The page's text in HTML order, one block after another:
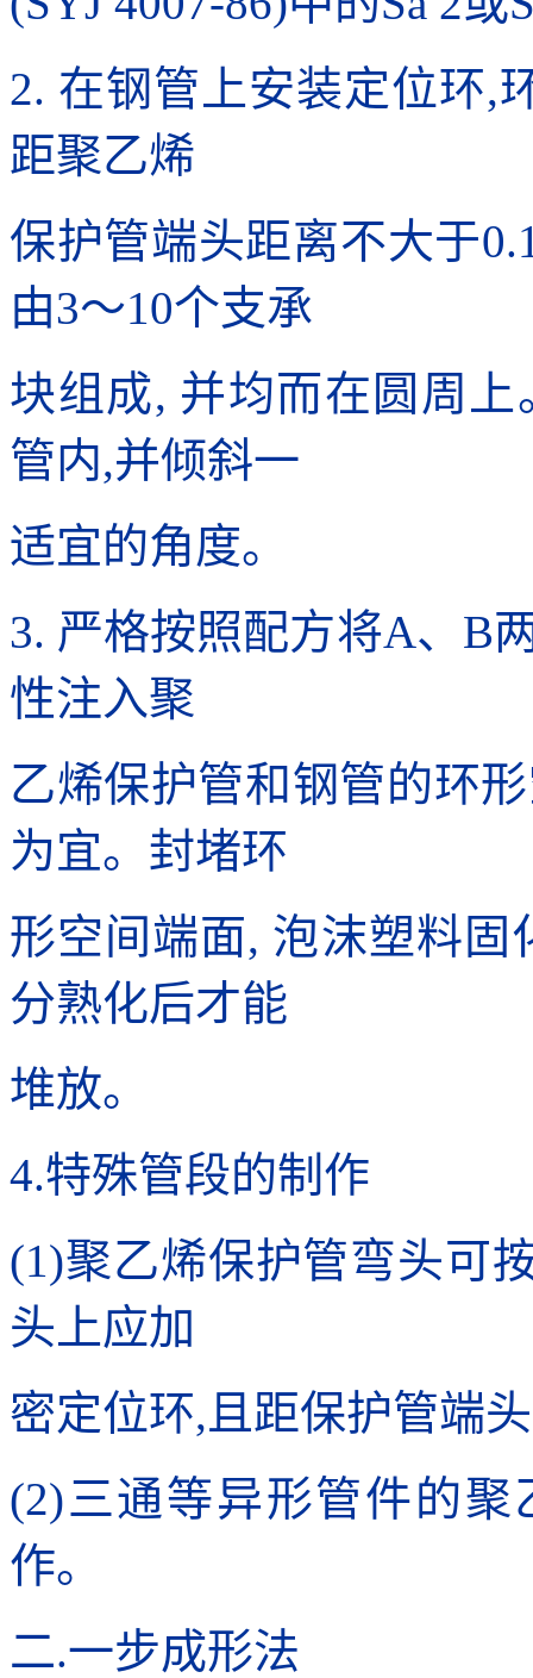
2. 在钢管上安装定位环,
距聚乙烯
保护管端头距离不大于
由3～10个支承
块组成, 并均而在圆周
管内,并倾斜一
适宜的角度。
3. 严格按照配方将A、B
性注入聚
乙烯保护管和钢管的环
为宜。封堵环
形空间端面, 泡沫塑料
分熟化后才能
堆放。
4.特殊管段的制作
(1)聚乙烯保护管弯头可
头上应加
密定位环,且距保护管端
(2)三通等异形管件的
作。
二.一步成形法